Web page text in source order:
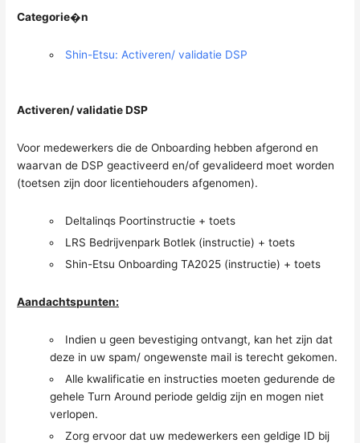
Categorie�n
Shin-Etsu: Activeren/ validatie DSP
Activeren/ validatie DSP
Voor medewerkers die de Onboarding hebben afgerond en
waarvan de DSP geactiveerd en/of gevalideerd moet worden
(toetsen zijn door licentiehouders afgenomen).
Deltalinqs Poortinstructie + toets
LRS Bedrijvenpark Botlek (instructie) + toets
Shin-Etsu Onboarding TA2025 (instructie) + toets
Aandachtspunten:
Indien u geen bevestiging ontvangt, kan het zijn dat
deze in uw spam/ ongewenste mail is terecht gekomen.
Alle kwalificatie en instructies moeten gedurende de
gehele Turn Around periode geldig zijn en mogen niet
verlopen.
Zorg ervoor dat uw medewerkers een geldige ID bij